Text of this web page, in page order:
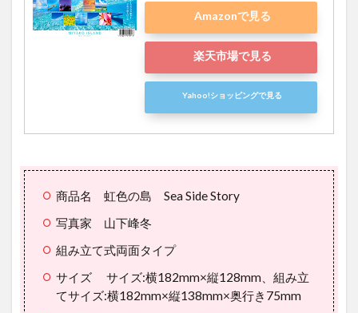
Amazonで見る
楽天市場で見る
Yahoo!ショッピングで見る
商品名 虹色の島 Sea Side Story
写真家 山下峰冬
組み立て式両面タイプ
サイズ サイズ:横182mm×縦128mm、組み立
てサイズ:横182mm×縦138mm×奥行き75mm